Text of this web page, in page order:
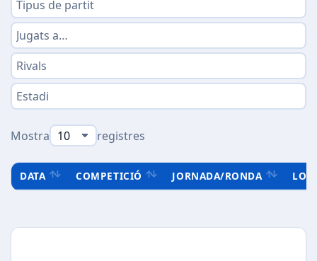
Mostra registres
DATA COMPETICIÓ JORNADA/RONDA